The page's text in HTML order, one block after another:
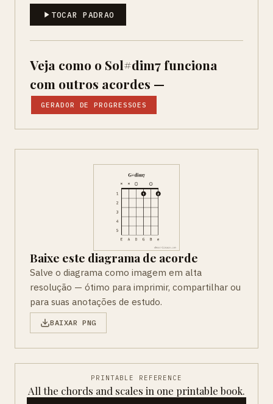
TOCAR PADRAO
Veja como o Sol#dim7 funciona
com outros acordes —
GERADOR DE PROGRESSOES
Baixe este diagrama de acorde
Salve o diagrama como imagem em alta
resolução — ótimo para imprimir, compartilhar ou
para suas anotações de estudo.
BAIXAR PNG
PRINTABLE REFERENCE
All the chords and scales in one printable book.